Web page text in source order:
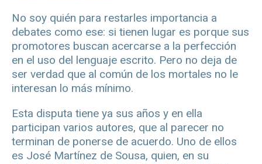
No soy quién para restarles importancia a
debates como ese: si tienen lugar es porque sus
promotores buscan acercarse a la perfección
en el uso del lenguaje escrito. Pero no deja de
ser verdad que al común de los mortales no le
interesan lo más mínimo.
Esta disputa tiene ya sus años y en ella
participan varios autores, que al parecer no
terminan de ponerse de acuerdo. Uno de ellos
es José Martínez de Sousa, quien, en su